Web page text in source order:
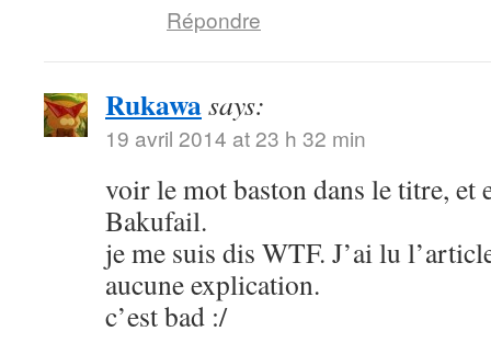
Répondre
Rukawasays:
19 avril 2014 at 23 h 32 min
voir le mot baston dans le titre, et
Bakufail.
je me suis dis WTF. J’ai lu
aucune explication.
c’est bad :/